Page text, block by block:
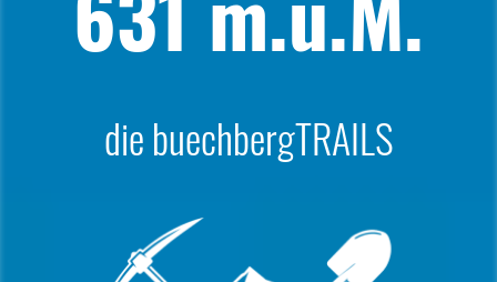
die buechbergTRAILS